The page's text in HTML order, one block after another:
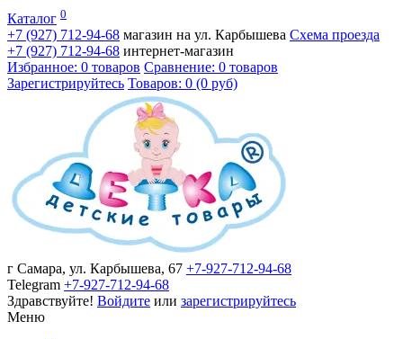
Каталог 0
+7 (927) 712-94-68 магазин на ул. Карбышева Схема проезда
+7 (927) 712-94-68 интернет-магазин
Избранное: 0 товаров Сравнение: 0 товаров
Зарегистрируйтесь Товаров: 0 (0 руб)
г Самара, ул. Карбышева, 67 +7-927-712-94-68
Telegram +7-927-712-94-68
Здравствуйте! Войдите или зарегистрируйтесь
Меню